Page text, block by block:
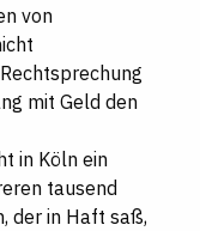
von
mit Geld den
in Köln ein
tausend
der in Haft saß,